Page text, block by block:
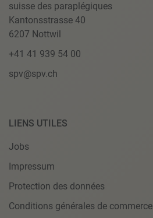
suisse des paraplégiques
Kantonsstrasse 40
6207 Nottwil
+41 41 939 54 00
spv@spv.ch
LIENS UTILES
Jobs
Impressum
Protection des données
Conditions générales de commerce